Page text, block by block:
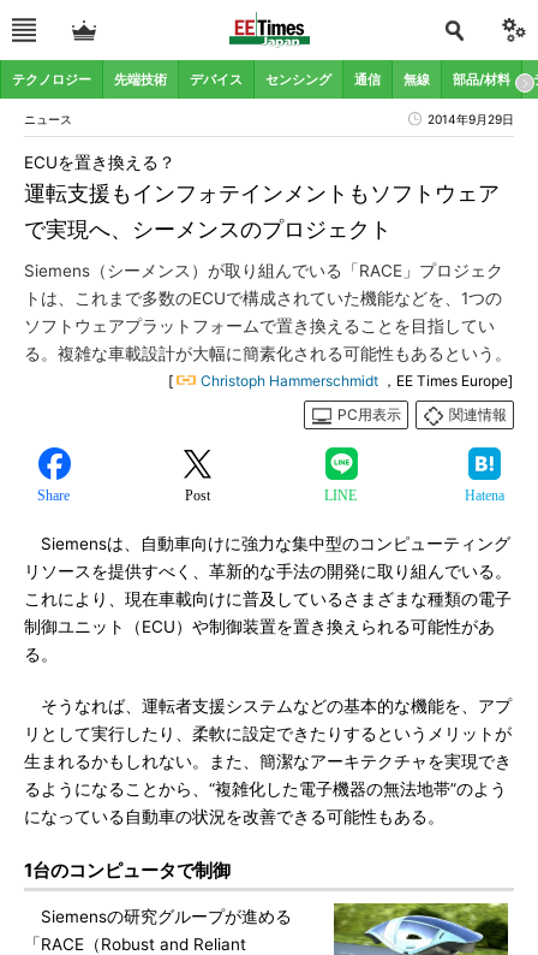
テクノロジー 先端技術 デバイス センシング 通信 無線 部品/材料
ニュース 2014年9月29日
運転支援もインフォテインメントもソフトウェア
で実現へ、シーメンスのプロジェクト
ECUを置き換える？
Siemens（シーメンス）が取り組んでいる「RACE」プロジェク
トは、これまで多数のECUで構成されていた機能などを、1つの
ソフトウェアプラットフォームで置き換えることを目指してい
る。複雑な車載設計が大幅に簡素化される可能性もあるという。
[ Christoph Hammerschmidt ，EE Times Europe]
PC用表示
関連情報
Share Post LINE Hatena
Siemensは、自動車向けに強力な集中型のコンピューティング
リソースを提供すべく、革新的な手法の開発に取り組んでいる。
これにより、現在車載向けに普及しているさまざまな種類の電子
制御ユニット（ECU）や制御装置を置き換えられる可能性があ
る。
そうなれば、運転者支援システムなどの基本的な機能を、アプ
リとして実行したり、柔軟に設定できたりするというメリットが
生まれるかもしれない。また、簡潔なアーキテクチャを実現でき
るようになることから、“複雑化した電子機器の無法地帯”のよう
になっている自動車の状況を改善できる可能性もある。
1台のコンピュータで制御
Siemensの研究グループが進める
「RACE（Robust and Reliant